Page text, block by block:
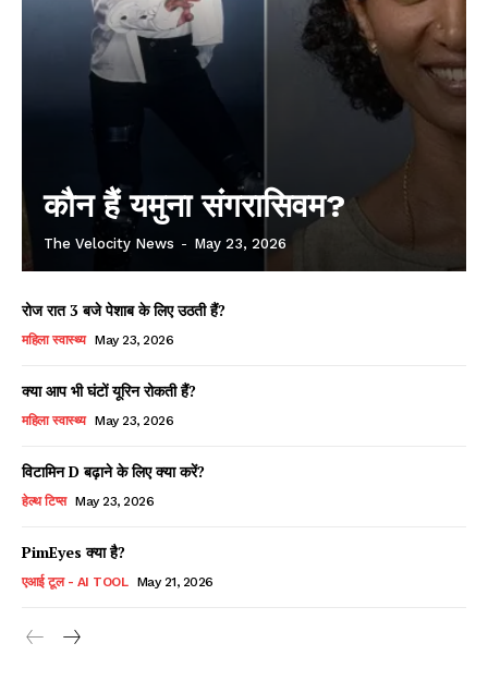
कौन हैं यमुना संगरासिवम?
The Velocity News - May 23, 2026
रोज रात 3 बजे पेशाब के लिए उठती हैं?
महिला स्वास्थ्य May 23, 2026
क्या आप भी घंटों यूरिन रोकती हैं?
महिला स्वास्थ्य May 23, 2026
विटामिन D बढ़ाने के लिए क्या करें?
हेल्थ टिप्स May 23, 2026
PimEyes क्या है?
एआई टूल - AI TOOL May 21, 2026